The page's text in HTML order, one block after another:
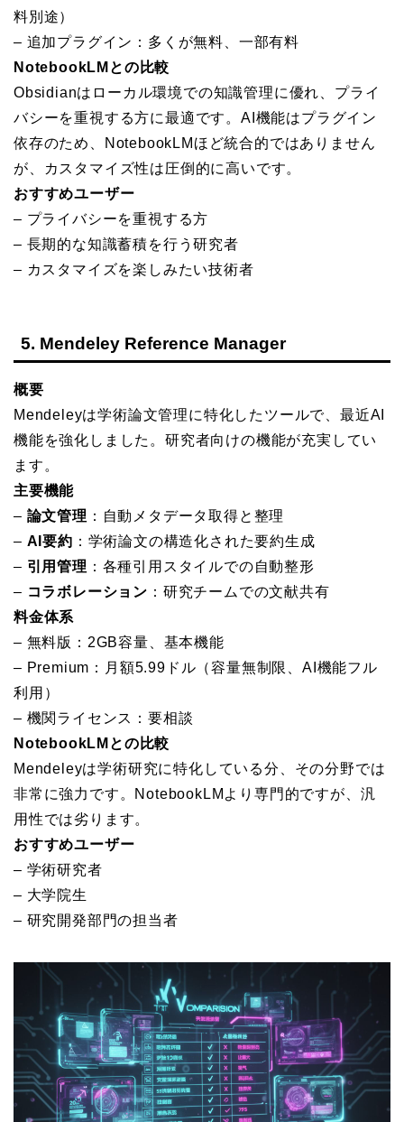
料別途）
– 追加プラグイン：多くが無料、一部有料
NotebookLMとの比較
Obsidianはローカル環境での知識管理に優れ、プライ
バシーを重視する方に最適です。AI機能はプラグイン
依存のため、NotebookLMほど統合的ではありません
が、カスタマイズ性は圧倒的に高いです。
おすすめユーザー
– プライバシーを重視する方
– 長期的な知識蓄積を行う研究者
– カスタマイズを楽しみたい技術者
5. Mendeley Reference Manager
概要
Mendeleyは学術論文管理に特化したツールで、最近AI
機能を強化しました。研究者向けの機能が充実してい
ます。
主要機能
– 論文管理 ：自動メタデータ取得と整理
– AI要約 ：学術論文の構造化された要約生成
– 引用管理 ：各種引用スタイルでの自動整形
– コラボレーション ：研究チームでの文献共有
料金体系
– 無料版：2GB容量、基本機能
– Premium：月額5.99ドル（容量無制限、AI機能フル
利用）
– 機関ライセンス：要相談
NotebookLMとの比較
Mendeleyは学術研究に特化している分、その分野では
非常に強力です。NotebookLMより専門的ですが、汎
用性では劣ります。
おすすめユーザー
– 学術研究者
– 大学院生
– 研究開発部門の担当者